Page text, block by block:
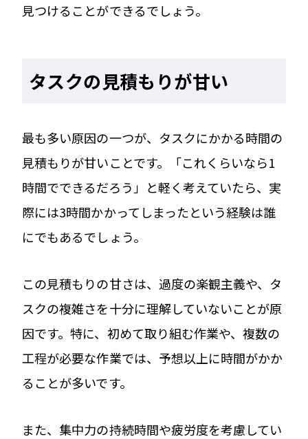
見つけることができるでしょう。
タスクの見積もりが甘い
最も多い原因の一つが、タスクにかかる時間の
見積もりが甘いことです。「これくらいなら1
時間でできるだろう」と軽く考えていたら、実
際には3時間かかってしまったという経験は誰
にでもあるでしょう。
この見積もりの甘さは、過度の楽観主義や、タ
スクの複雑さを十分に理解していないことが原
因です。特に、初めて取り組む作業や、複数の
工程が必要な作業では、予想以上に時間がかか
ることが多いです。
また、集中力の持続時間や疲労度を考慮してい